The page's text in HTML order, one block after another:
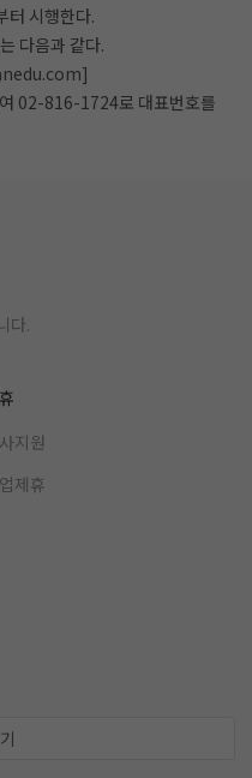
터 시행한다.
다음과 같다.
02-816-1724로 대표번호를
다.
지원
제휴